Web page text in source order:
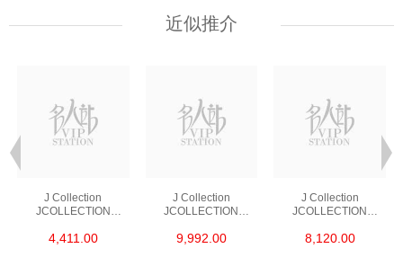
近似推介
J Collection
JCOLLECTION
RDDI 0.48 CT18KR
4,411.00
J Collection
JCOLLECTION
RDDI 1.34 CT18KW
9,992.00
J Collection
JCOLLECTION
W/DIAMOND 7
8,120.00